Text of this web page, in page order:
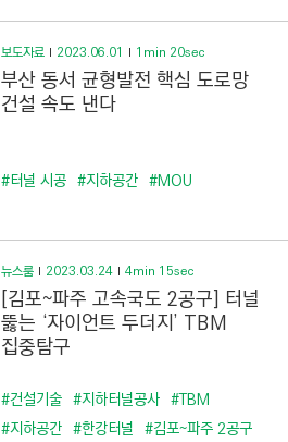
보도자료 2023.06.01 1min 20sec
부산 동서 균형발전 핵심 도로망
건설 속도 낸다
#터널 시공 #지하공간 #MOU
뉴스룸 2023.03.24 4min 15sec
[김포~파주 고속국도 2공구] 터널
뚫는 ‘자이언트 두더지’ TBM
집중탐구
#건설기술 #지하터널공사 #TBM
#지하공간 #한강터널 #김포~파주 2공구